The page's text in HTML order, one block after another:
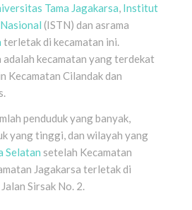
Tama Jagakarsa, Institut
(ISTN) dan asrama
terletak di kecamatan ini.
adalah kecamatan yang terdekat
Kecamatan Cilandak dan
penduduk yang banyak,
yang tinggi, dan wilayah yang
Selatan setelah Kecamatan
Jagakarsa terletak di
Sirsak No. 2.